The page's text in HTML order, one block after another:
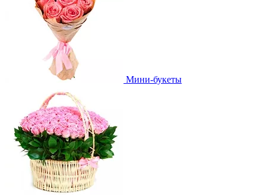
Мини-букеты